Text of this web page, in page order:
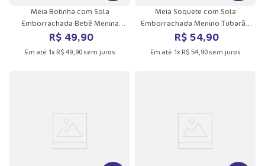
Meia Botinha com Sola
Emborrachada Bebê Menina
Lhama
R$ 49,90
Em até 1x R$ 49,90sem juros
Meia Soquete com Sola
Emborrachada Menino Tubarão
Gamer
R$ 54,90
Em até 1x R$ 54,90sem juros